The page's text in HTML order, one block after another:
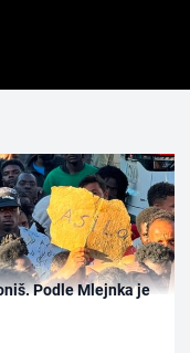
Podle Mlejnka je